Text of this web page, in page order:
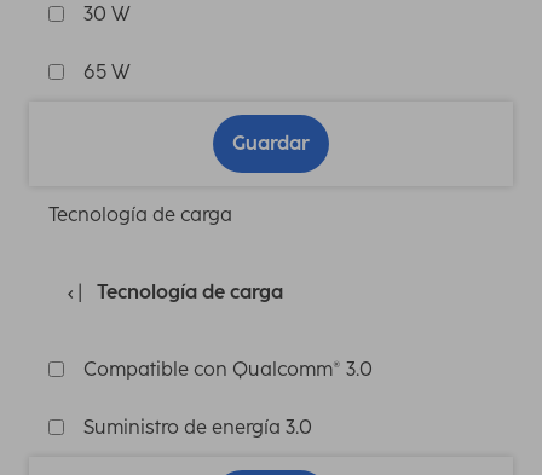
30 W
65 W
Guardar
Tecnología de carga
Tecnología de carga
Compatible con Qualcomm® 3.0
Suministro de energía 3.0